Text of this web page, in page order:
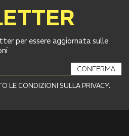
per essere aggiornata sulle
LE CONDIZIONI SULLA PRIVACY.
CONFERMA